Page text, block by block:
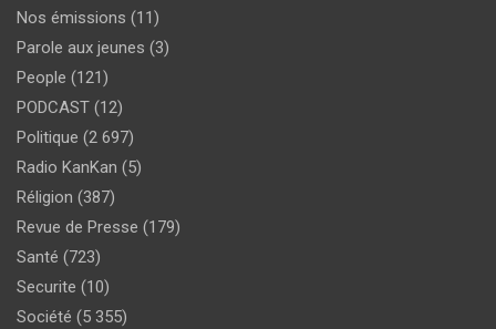
Nos émissions (11)
Parole aux jeunes (3)
People (121)
PODCAST (12)
Politique (2 697)
Radio KanKan (5)
Réligion (387)
Revue de Presse (179)
Santé (723)
Securite (10)
Société (5 355)